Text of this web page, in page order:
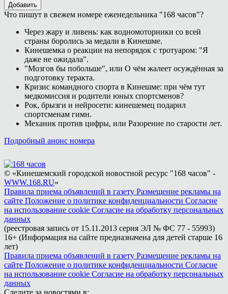
Добавить
Что пишут в свежем номере еженедельника "168 часов"?
Через жару и ливень: как водномоторники со всей
страны боролись за медали в Кинешме.
Кинешемка о реакции на непорядок с тротуаром: "Я
даже не ожидала".
"Мозгов бы побольше", или О чём жалеет осуждённая за
подготовку теракта.
Кризис командного спорта в Кинешме: при чём тут
медкомиссия и родители юных спортсменов?
Рок, брызги и нейросети: кинешемец подарил
спортсменам гимн.
Механик против цифры, или Разорение по старости лет.
Подробный анонс номера
© «Кинешемский городской новостной ресурс "168 часов" -
WWW.168.RU»
Правила приема объявлений в газету Размещение рекламы на
сайте Положение о политике конфиденциальности Согласие
на использование cookie Согласие на обработку персональных
данных
(реестровая запись от 15.11.2013 серия ЭЛ № ФС 77 - 55993)
16+ (Информация на сайте предназначена для детей старше 16
лет)
Правила приема объявлений в газету Размещение рекламы на
сайте Положение о политике конфиденциальности Согласие
на использование cookie Согласие на обработку персональных
данных
Следите за новостями в: